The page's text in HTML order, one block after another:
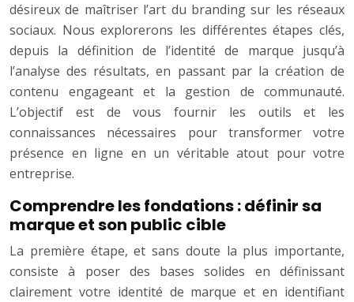
désireux de maîtriser l’art du branding sur les réseaux
sociaux. Nous explorerons les différentes étapes clés,
depuis la définition de l’identité de marque jusqu’à
l’analyse des résultats, en passant par la création de
contenu engageant et la gestion de communauté.
L’objectif est de vous fournir les outils et les
connaissances nécessaires pour transformer votre
présence en ligne en un véritable atout pour votre
entreprise.
Comprendre les fondations : définir sa
marque et son public cible
La première étape, et sans doute la plus importante,
consiste à poser des bases solides en définissant
clairement votre identité de marque et en identifiant